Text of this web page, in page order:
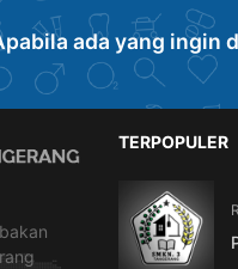
ada yang ingin
TERPOPULER